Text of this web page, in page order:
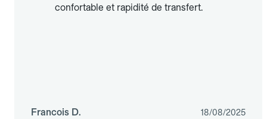
confortable et rapidité de transfert.
Francois D. 18/08/2025